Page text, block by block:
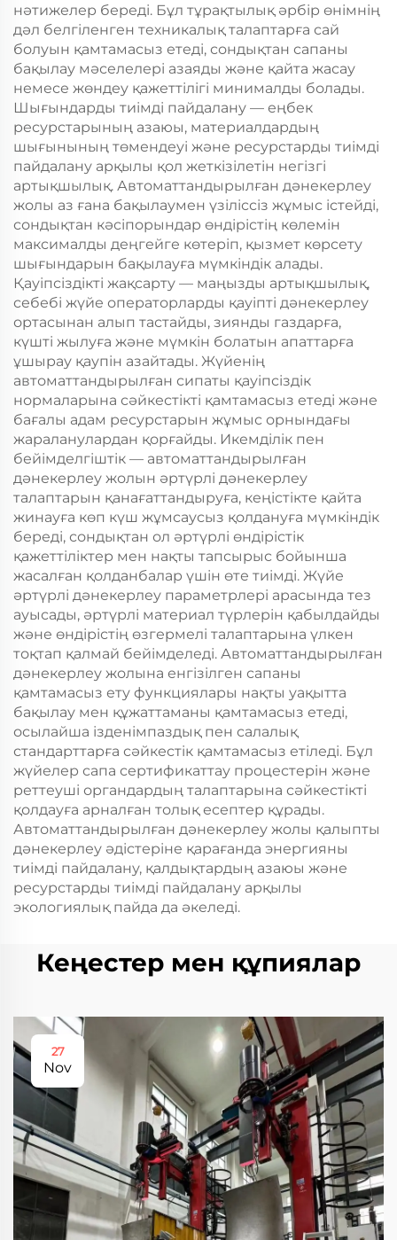
нәтижелер береді. Бұл тұрақтылық әрбір өнімнің
дәл белгіленген техникалық талаптарға сай
болуын қамтамасыз етеді, сондықтан сапаны
бақылау мәселелері азаяды және қайта жасау
немесе жөндеу қажеттілігі минималды болады.
Шығындарды тиімді пайдалану — еңбек
ресурстарының азаюы, материалдардың
шығынының төмендеуі және ресурстарды тиімді
пайдалану арқылы қол жеткізілетін негізгі
артықшылық. Автоматтандырылған дәнекерлеу
жолы аз ғана бақылаумен үзіліссіз жұмыс істейді,
сондықтан кәсіпорындар өндірістің көлемін
максималды деңгейге көтеріп, қызмет көрсету
шығындарын бақылауға мүмкіндік алады.
Қауіпсіздікті жақсарту — маңызды артықшылық,
себебі жүйе операторларды қауіпті дәнекерлеу
ортасынан алып тастайды, зиянды газдарға,
күшті жылуға және мүмкін болатын апаттарға
ұшырау қаупін азайтады. Жүйенің
автоматтандырылған сипаты қауіпсіздік
нормаларына сәйкестікті қамтамасыз етеді және
бағалы адам ресурстарын жұмыс орнындағы
жараланулардан қорғайды. Икемділік пен
бейімделгіштік — автоматтандырылған
дәнекерлеу жолын әртүрлі дәнекерлеу
талаптарын қанағаттандыруға, кеңістікте қайта
жинауға көп күш жұмсаусыз қолдануға мүмкіндік
береді, сондықтан ол әртүрлі өндірістік
қажеттіліктер мен нақты тапсырыс бойынша
жасалған қолданбалар үшін өте тиімді. Жүйе
әртүрлі дәнекерлеу параметрлері арасында тез
ауысады, әртүрлі материал түрлерін қабылдайды
және өндірістің өзгермелі талаптарына үлкен
тоқтап қалмай бейімделеді. Автоматтандырылған
дәнекерлеу жолына енгізілген сапаны
қамтамасыз ету функциялары нақты уақытта
бақылау мен құжаттаманы қамтамасыз етеді,
осылайша ізденімпаздық пен салалық
стандарттарға сәйкестік қамтамасыз етіледі. Бұл
жүйелер сапа сертификаттау процестерін және
реттеуші органдардың талаптарына сәйкестікті
қолдауға арналған толық есептер құрады.
Автоматтандырылған дәнекерлеу жолы қалыпты
дәнекерлеу әдістеріне қарағанда энергияны
тиімді пайдалану, қалдықтардың азаюы және
ресурстарды тиімді пайдалану арқылы
экологиялық пайда да әкеледі.
Кеңестер мен құпиялар
27
Nov